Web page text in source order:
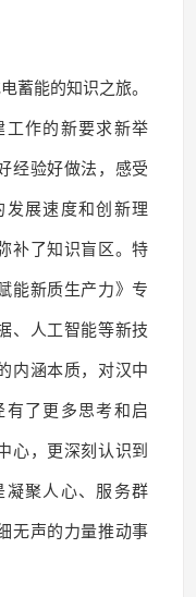
蓄能的知识之旅。
工作的新要求新举
经验好做法，感受
发展速度和创新理
补了知识盲区。特
能新质生产力》专
、人工智能等新技
内涵本质，对汉中
有了更多思考和启
心，更深刻认识到
凝聚人心、服务群
无声的力量推动事